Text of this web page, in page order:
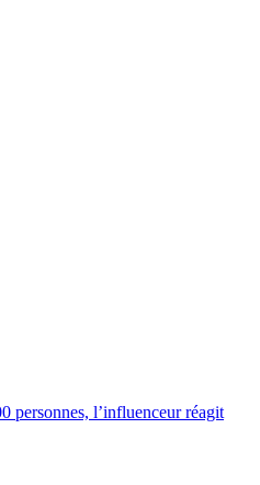
personnes, l’influenceur réagit